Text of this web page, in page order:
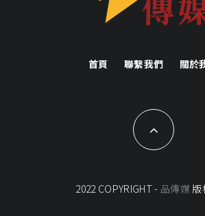
首頁 聯繫我們 關於
2022 COPYRIGHT - 品傳媒 版